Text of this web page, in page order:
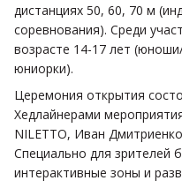
дистанциях 50, 60, 70 м
соревнования). Среди
возрасте 14-17 лет
юниорки).
Церемония открытия
Хедлайнерами
NILETTO, Иван
Специально для зрителей
интерактивные зоны и